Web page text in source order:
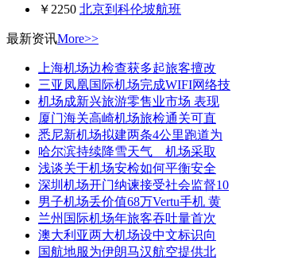
￥2250 北京到科伦坡航班
最新资讯More>>
上海机场边检查获多起旅客擅改
三亚凤凰国际机场完成WIFI网络技
机场成新兴旅游零售业市场 表现
厦门海关高崎机场旅检通关可直
悉尼新机场拟建两条4公里跑道为
哈尔滨持续降雪天气 机场采取
浅谈关于机场安检如何平衡安全
深圳机场开门纳谏接受社会监督10
男子机场丢价值68万Vertu手机 黄
兰州国际机场年旅客吞吐量首次
澳大利亚两大机场设中文标识向
国航地服为伊朗马汉航空提供北